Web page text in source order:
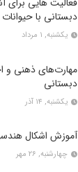
دبستانی با
یکشنبه, ۱ مرداد
مهارت‌های ذهنی و
دبستانی
یکشنبه, ۱۴ آذر
آموزش اشکال
چهارشنبه, ۲۶ مهر